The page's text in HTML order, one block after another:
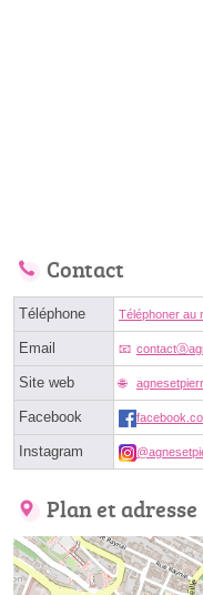
Contact
Téléphone Téléphoner au
Email
Site web
Facebook
Instagram
Plan et adresse